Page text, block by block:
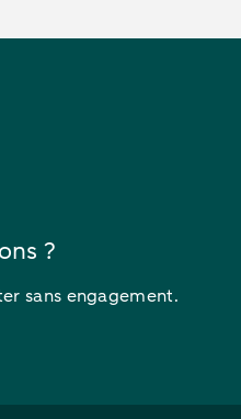
?
sans engagement.